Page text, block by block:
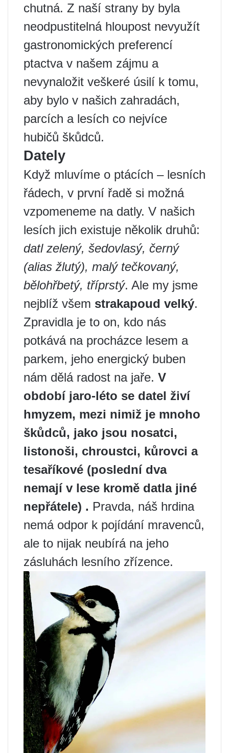
chutná. Z naší strany by byla
neodpustitelná hloupost nevyužít
gastronomických preferencí
ptactva v našem zájmu a
nevynaložit veškeré úsilí k tomu,
aby bylo v našich zahradách,
parcích a lesích co nejvíce
hubičů škůdců.
Dately
Když mluvíme o ptácích – lesních
řádech, v první řadě si možná
vzpomeneme na datly. V našich
lesích jich existuje několik druhů:
datl zelený, šedovlasý, černý
(alias žlutý), malý tečkovaný,
bělohřbetý, tříprstý. Ale my jsme
nejblíž všem strakapoud velký.
Zpravidla je to on, kdo nás
potkává na procházce lesem a
parkem, jeho energický buben
nám dělá radost na jaře. V
období jaro-léto se datel živí
hmyzem, mezi nimiž je mnoho
škůdců, jako jsou nosatci,
listonoši, chroustci, kůrovci a
tesaříkové (poslední dva
nemají v lese kromě datla jiné
nepřátele) . Pravda, náš hrdina
nemá odpor k pojídání mravenců,
ale to nijak neubírá na jeho
zásluhách lesního zřízence.